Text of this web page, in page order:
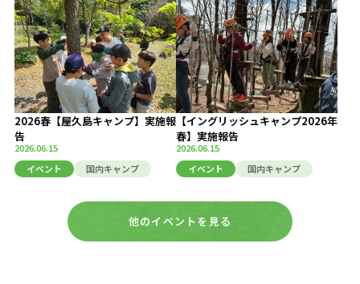
2026春【屋久島キャンプ】実施報
告
2026.06.15
イベント
国内キャンプ
【イングリッシュキャンプ2026年
春】実施報告
2026.06.15
イベント
国内キャンプ
他のイベントを見る